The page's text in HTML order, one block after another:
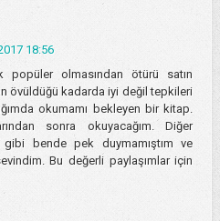
18:56
popüler olmasından ötürü satın
övüldüğü kadarda iyi değil tepkileri
okumamı bekleyen bir kitap.
sonra okuyacağım. Diğer
bende pek duymamıştım ve
Bu değerli paylaşımlar için